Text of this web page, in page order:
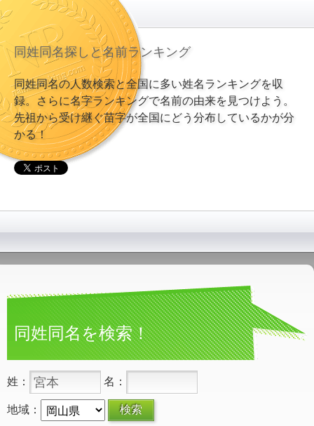
同姓同名探しと名前ランキング
同姓同名の人数検索と全国に多い姓名ランキングを収
録。さらに名字ランキングで名前の由来を見つけよう。
先祖から受け継ぐ苗字が全国にどう分布しているかが分
かる！
同姓同名を検索！
姓： 名：
地域：